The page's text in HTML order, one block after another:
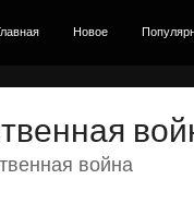
Новое
война